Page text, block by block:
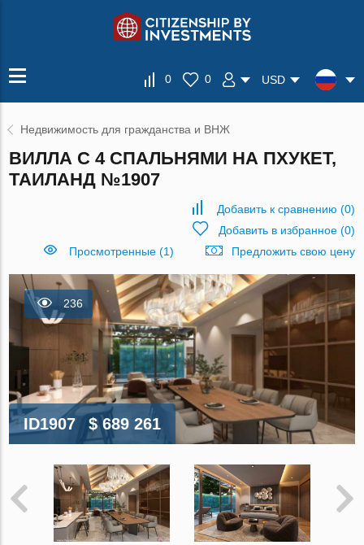
0 0 USD
Недвижимость для гражданства и ВНЖ
ВИЛЛА С 4 СПАЛЬНЯМИ НА ПХУКЕТ,
ТАИЛАНД №1907
Добавить к сравнению (0)
Добавить в избранное(0)
Просмотренные (1)
Предложить свою цену
236
ID1907 $ 689 261